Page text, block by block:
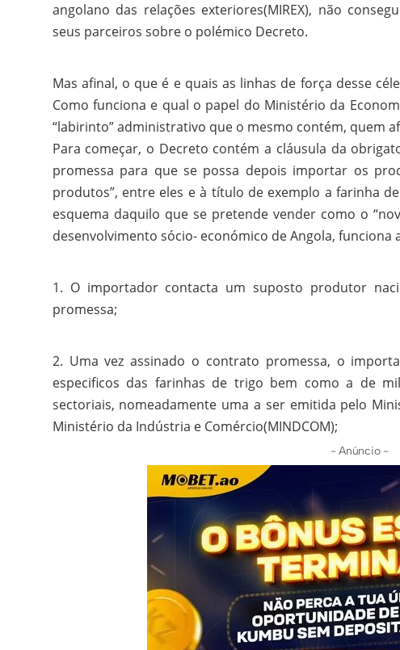
angolano das relações exteriores(MIREX), não
seus parceiros sobre o polémico Decreto.
Mas afinal, o que é e quais as linhas de força desse
Como funciona e qual o papel do Ministério da
“labirinto” administrativo que o mesmo contém, quem
Para começar, o Decreto contém a cláusula da
promessa para que se possa depois importar os
produtos”, entre eles e à título de exemplo a farinha
esquema daquilo que se pretende vender como o
desenvolvimento sócio- económico de Angola, funciona
1. O importador contacta um suposto produtor
promessa;
2. Uma vez assinado o contrato promessa, o
especificos das farinhas de trigo bem como a de
sectoriais, nomeadamente uma a ser emitida pelo
Ministério da Indústria e Comércio(MINDCOM);
- Anúncio -